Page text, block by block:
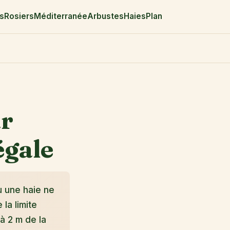
Rosiers MéditerranéeArbustes Haies Plan
une haie ne
la limite
2 m de la